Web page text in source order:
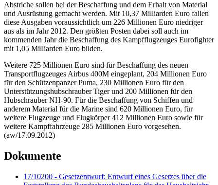
Abstriche sollen bei der Beschaffung und dem Erhalt von Material
und Ausrüstung gemacht werden. Mit 10,37 Milliarden Euro fallen
diese Ausgaben voraussichtlich um 226 Millionen Euro niedriger
aus als im Jahr 2012. Den größten Posten dabei soll auch im
kommenden Jahr die Beschaffung des Kampfflugzeuges Eurofighter
mit 1,05 Milliarden Euro bilden.
Weitere 725 Millionen Euro sind für Beschaffung des neuen
Transportflugzeuges Airbus 400M eingeplant, 204 Millionen Euro
für den Schützenpanzer Puma, 230 Millionen Euro für den
Unterstützungshubschrauber Tiger und 200 Millionen für den
Hubschrauber NH-90. Für die Beschaffung von Schiffen und
anderem Material für die Marine sind 620 Millionen Euro, für
weitere Flugzeuge und Flugkörper 412 Millionen Euro sowie für
weitere Kampffahrzeuge 285 Millionen Euro vorgesehen.
(aw/17.09.2012)
Dokumente
17/10200 - Gesetzentwurf: Entwurf eines Gesetzes über die